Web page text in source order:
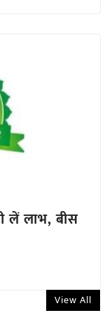
लें लाभ, बीस
View All